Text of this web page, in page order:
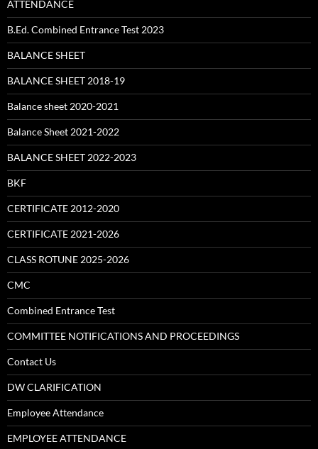
ATTENDANCE
B.Ed. Combined Entrance Test 2023
BALANCE SHEET
BALANCE SHEET 2018-19
Balance sheet 2020-2021
Balance Sheet 2021-2022
BALANCE SHEET 2022-2023
BKF
CERTIFICATE 2012-2020
CERTIFICATE 2021-2026
CLASS ROTUNE 2025-2026
CMC
Combined Entrance Test
COMMITTEE NOTIFICATIONS AND PROCEEDINGS
Contact Us
DW CLARIFICATION
Employee Attendance
EMPLOYEE ATTENDANCE